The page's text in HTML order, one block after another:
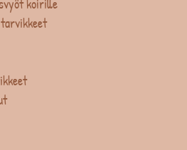
koirille